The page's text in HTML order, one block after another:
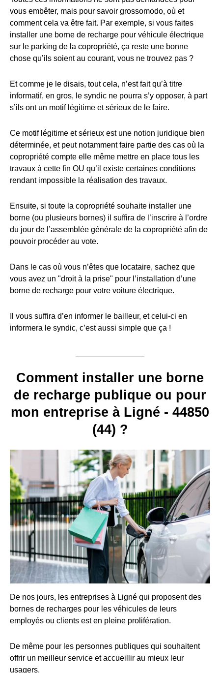
vous embêter, mais pour savoir grossomodo, où et
comment cela va être fait. Par exemple, si vous faites
installer une borne de recharge pour véhicule électrique
sur le parking de la copropriété, ça reste une bonne
chose qu’ils soient au courant, vous ne trouvez pas ?
Et comme je le disais, tout cela, n’est fait qu’à titre
informatif, en gros, le syndic ne pourra s’y opposer, à part
s’ils ont un motif légitime et sérieux de le faire.
Ce motif légitime et sérieux est une notion juridique bien
déterminée, et peut notamment faire partie des cas où la
copropriété compte elle même mettre en place tous les
travaux à cette fin OU qu’il existe certaines conditions
rendant impossible la réalisation des travaux.
Ensuite, si toute la copropriété souhaite installer une
borne (ou plusieurs bornes) il suffira de l’inscrire à l’ordre
du jour de l’assemblée générale de la copropriété afin de
pouvoir procéder au vote.
Dans le cas où vous n’êtes que locataire, sachez que
vous avez un "droit à la prise" pour l’installation d’une
borne de recharge pour votre voiture électrique.
Il vous suffira d’en informer le bailleur, et celui-ci en
informera le syndic, c’est aussi simple que ça !
Comment installer une borne
de recharge publique ou pour
mon entreprise à Ligné - 44850
(44) ?
De nos jours, les entreprises à Ligné qui proposent des
bornes de recharges pour les véhicules de leurs
employés ou clients est en pleine prolifération.
De même pour les personnes publiques qui souhaitent
offrir un meilleur service et accueillir au mieux leur
usagers.